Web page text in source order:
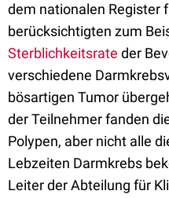
dem nationalen Register
berücksichtigten zum
Sterblichkeitsrate der
verschiedene
bösartigen Tumor
der Teilnehmer fanden
Polypen, aber nicht alle
Lebzeiten Darmkrebs
Leiter der Abteilung für